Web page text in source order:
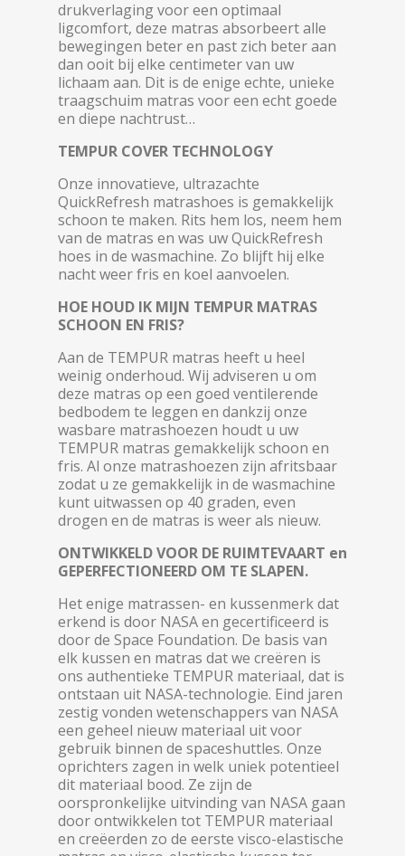
drukverlaging voor een optimaal
ligcomfort, deze matras absorbeert alle
bewegingen beter en past zich beter aan
dan ooit bij elke centimeter van uw
lichaam aan. Dit is de enige echte, unieke
traagschuim matras voor een echt goede
en diepe nachtrust…
TEMPUR COVER TECHNOLOGY
Onze innovatieve, ultrazachte
QuickRefresh matrashoes is gemakkelijk
schoon te maken. Rits hem los, neem hem
van de matras en was uw QuickRefresh
hoes in de wasmachine. Zo blijft hij elke
nacht weer fris en koel aanvoelen.
HOE HOUD IK MIJN TEMPUR MATRAS
SCHOON EN FRIS?
Aan de TEMPUR matras heeft u heel
weinig onderhoud. Wij adviseren u om
deze matras op een goed ventilerende
bedbodem te leggen en dankzij onze
wasbare matrashoezen houdt u uw
TEMPUR matras gemakkelijk schoon en
fris. Al onze matrashoezen zijn afritsbaar
zodat u ze gemakkelijk in de wasmachine
kunt uitwassen op 40 graden, even
drogen en de matras is weer als nieuw.
ONTWIKKELD VOOR DE RUIMTEVAART en
GEPERFECTIONEERD OM TE SLAPEN.
Het enige matrassen- en kussenmerk dat
erkend is door NASA en gecertificeerd is
door de Space Foundation. De basis van
elk kussen en matras dat we creëren is
ons authentieke TEMPUR materiaal, dat is
ontstaan uit NASA-technologie. Eind jaren
zestig vonden wetenschappers van NASA
een geheel nieuw materiaal uit voor
gebruik binnen de spaceshuttles. Onze
oprichters zagen in welk uniek potentieel
dit materiaal bood. Ze zijn de
oorspronkelijke uitvinding van NASA gaan
door ontwikkelen tot TEMPUR materiaal
en creëerden zo de eerste visco-elastische